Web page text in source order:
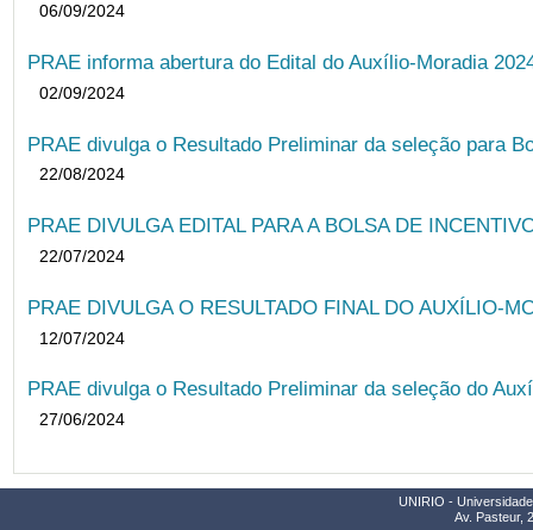
06/09/2024
PRAE informa abertura do Edital do Auxílio-Moradia
02/09/2024
PRAE divulga o Resultado Preliminar da seleção para
22/08/2024
PRAE DIVULGA EDITAL PARA A BOLSA DE
22/07/2024
PRAE DIVULGA O RESULTADO FINAL DO AUXÍLIO-
12/07/2024
PRAE divulga o Resultado Preliminar da seleção do
27/06/2024
UNIRIO -
Av. Pasteur,